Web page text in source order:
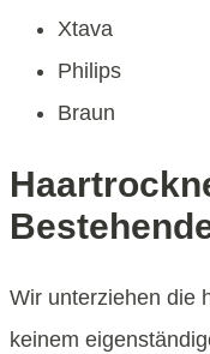
Xtava
Philips
Braun
Wir unterziehen die
keinem